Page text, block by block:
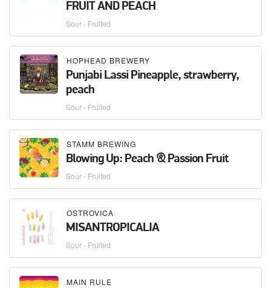
FRUIT AND PEACH
Sour - Fruited
HOPHEAD BREWERY
Punjabi Lassi Pineapple, strawberry,
peach
Sour - Fruited
STAMM BREWING
Blowing Up: Peach & Passion Fruit
Sour - Fruited
OSTROVICA
MISANTROPICALIA
Sour - Fruited
MAIN RULE